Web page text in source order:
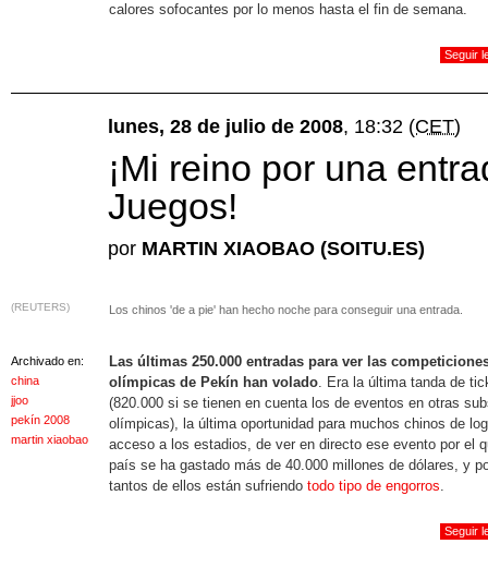
calores sofocantes por lo menos hasta el fin de semana.
Seguir
lunes, 28 de julio de 2008, 18:32 (CET)
¡Mi reino por una
Juegos!
por MARTIN XIAOBAO (SOITU.ES)
(REUTERS) Los chinos 'de a pie' han hecho noche para conseguir una entrada.
Archivado en:
china
jjoo
pekín 2008
martin xiaobao
Las últimas 250.000 entradas para ver las
olímpicas de Pekín han volado. Era la última tanda de
(820.000 si se tienen en cuenta los de eventos en otras
olímpicas), la última oportunidad para muchos chinos de
acceso a los estadios, de ver en directo ese evento por el
país se ha gastado más de 40.000 millones de dólares, y
tantos de ellos están sufriendo todo tipo de engorros.
Seguir